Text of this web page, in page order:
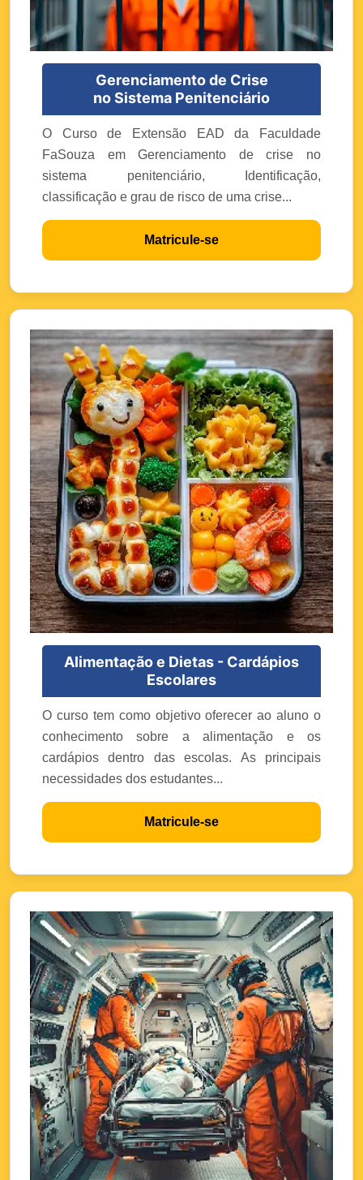
Gerenciamento de Crise
no Sistema Penitenciário
O Curso de Extensão EAD da Faculdade
FaSouza em Gerenciamento de crise no
sistema penitenciário, Identificação,
classificação e grau de risco de uma crise...
Matricule-se
Alimentação e Dietas - Cardápios
Escolares
O curso tem como objetivo oferecer ao aluno o
conhecimento sobre a alimentação e os
cardápios dentro das escolas. As principais
necessidades dos estudantes...
Matricule-se